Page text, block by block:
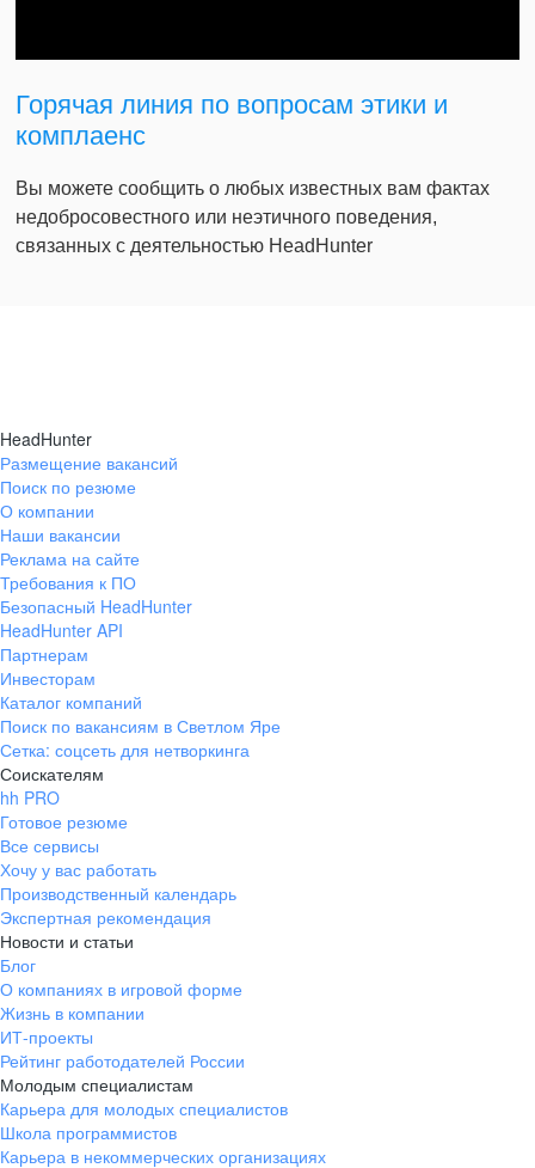
Горячая линия по вопросам этики и
комплаенс
Вы можете сообщить о любых известных вам фактах
недобросовестного или неэтичного поведения,
связанных с деятельностью HeadHunter
HeadHunter
Размещение вакансий
Поиск по резюме
О компании
Наши вакансии
Реклама на сайте
Требования к ПО
Безопасный HeadHunter
HeadHunter API
Партнерам
Инвесторам
Каталог компаний
Поиск по вакансиям в Светлом Яре
Сетка: соцсеть для нетворкинга
Соискателям
hh PRO
Готовое резюме
Все сервисы
Хочу у вас работать
Производственный календарь
Экспертная рекомендация
Новости и статьи
Блог
О компаниях в игровой форме
Жизнь в компании
ИТ-проекты
Рейтинг работодателей России
Молодым специалистам
Карьера для молодых специалистов
Школа программистов
Карьера в некоммерческих организациях